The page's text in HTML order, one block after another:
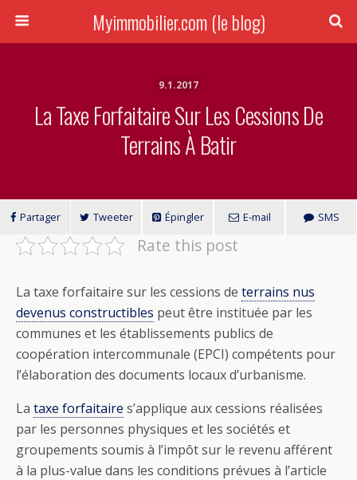
Myimmobilier.com (le blog)
9.1.2017
La Taxe Forfaitaire Sur Les Cessions De
Terrains À Batir
Partager Tweeter Épingler E-mail SMS
Rate this post
La taxe forfaitaire sur les cessions de terrains nus
devenus constructibles peut être instituée par les
communes et les établissements publics de
coopération intercommunale (EPCI) compétents pour
l’élaboration des documents locaux d’urbanisme.
La taxe forfaitaire s’applique aux cessions réalisées
par les personnes physiques et les sociétés et
groupements soumis à l’impôt sur le revenu afférent
à la plus-value dans les conditions prévues à l’article